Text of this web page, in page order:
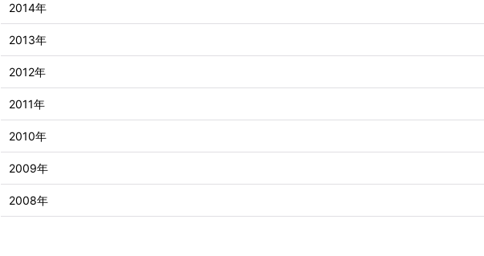
2014年
2013年
2012年
2011年
2010年
2009年
2008年